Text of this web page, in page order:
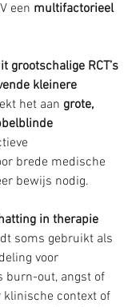
een multifactorieel
grootschalige RCT’s
kleinere
het aan grote,
brede medische
bewijs nodig.
in therapie
soms gebruikt als
voor
burn-out, angst of
klinische context of